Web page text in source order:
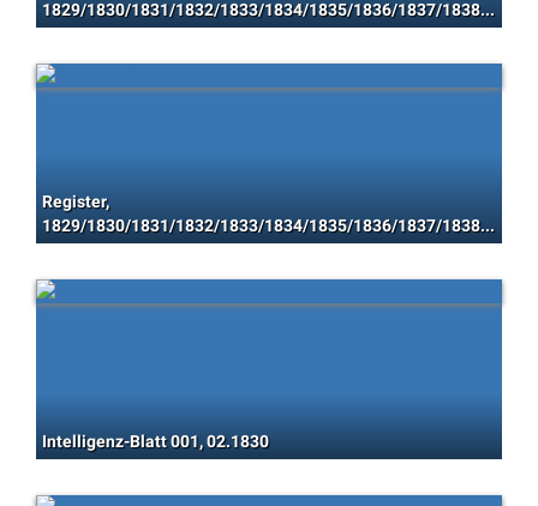
1829/1830/1831/1832/1833/1834/1835/1836/1837/1838/1839/1840/1841/1842/1843/1844/1845/1846/1847/1848
Register,
1829/1830/1831/1832/1833/1834/1835/1836/1837/1838/1839/1840/1841/1842/1843/1844/1845/1846/1847/1848
Intelligenz-Blatt 001, 02.1830